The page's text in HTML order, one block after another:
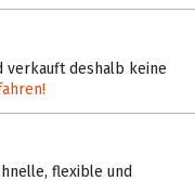
verkauft deshalb keine
flexible und